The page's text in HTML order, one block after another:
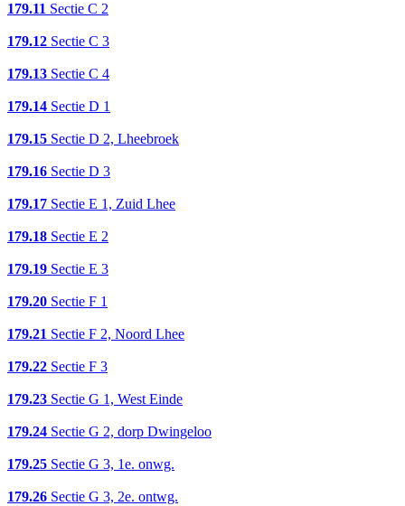
179.11 Sectie C 2
179.12 Sectie C 3
179.13 Sectie C 4
179.14 Sectie D 1
179.15 Sectie D 2, Lheebroek
179.16 Sectie D 3
179.17 Sectie E 1, Zuid Lhee
179.18 Sectie E 2
179.19 Sectie E 3
179.20 Sectie F 1
179.21 Sectie F 2, Noord Lhee
179.22 Sectie F 3
179.23 Sectie G 1, West Einde
179.24 Sectie G 2, dorp Dwingeloo
179.25 Sectie G 3, 1e. onwg.
179.26 Sectie G 3, 2e. ontwg.